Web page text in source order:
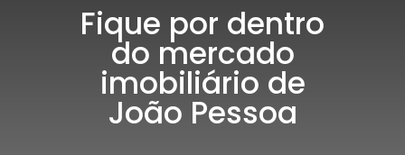
Fique por dentro
do mercado
imobiliário de
João Pessoa